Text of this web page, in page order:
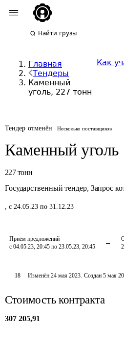
Найти грузы
Главная
Тендеры
Каменный
уголь, 227 тонн
Как
Тендер отменён Несколько поставщиков
Каменный уголь
227 тонн
Государственный тендер, Запрос
, с 24.05.23 по 31.12.23
Приём предложений
с 04.05.23, 20:45 по 23.05.23, 20:45
18 Изменён24 мая 2023. Создан 5 мая
Стоимость контракта
307 205,91